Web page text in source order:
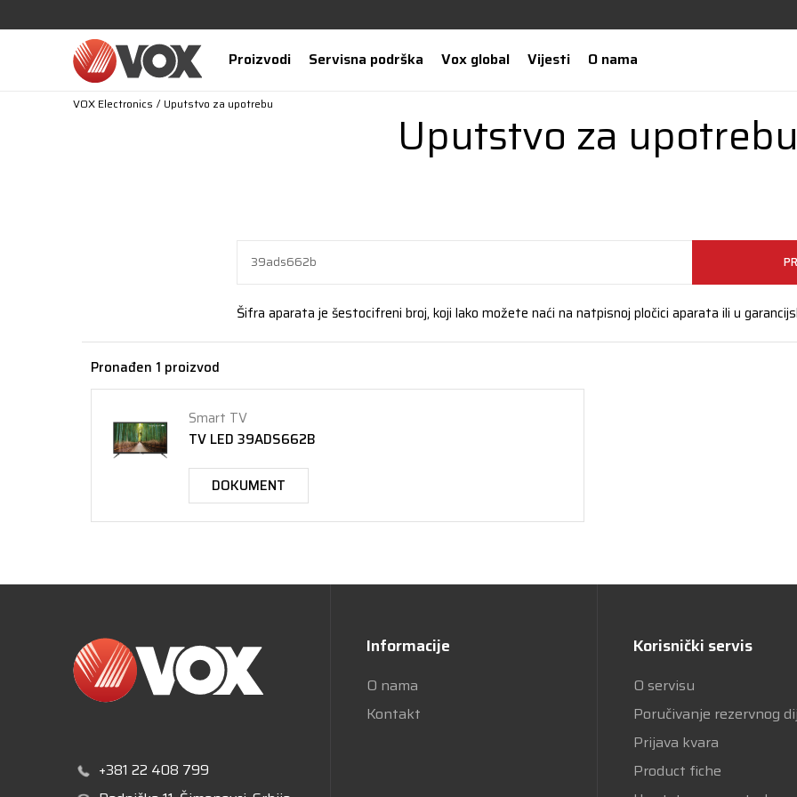
Proizvodi Servisna podrška Vox global Vijesti O nama
VOX Electronics Uputstvo za upotrebu
Uputstvo za
Šifra aparata je šestocifreni broj, koji lako možete naći na natpisnoj pločici aparata ili u
Pronađen 1 proizvod
Smart TV
TV LED 39ADS662B
DOKUMENT
+381 22 408 799
Informacije
O nama
Kontakt
Korisnički servis
O servisu
Poručivanje rezervnog
Prijava kvara
Product fiche